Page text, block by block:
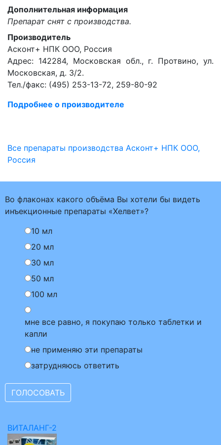
Дополнительная информация
Препарат снят с производства.
Производитель
Асконт+ НПК ООО, Россия
Адрес: 142284, Московская обл., г. Протвино, ул.
Московская, д. 3/2.
Тел./факс: (495) 253-13-72, 259-80-92
Подробнее о производителе
Все препараты производства Асконт+ НПК ООО,
Россия
Во флаконах какого объёма Вы хотели бы видеть
инъекционные препараты «Хелвет»?
10 мл
20 мл
30 мл
50 мл
100 мл
мне все равно, я покупаю только таблетки и
капли
не применяю эти препараты
затрудняюсь ответить
ВИТАЛАНГ-2